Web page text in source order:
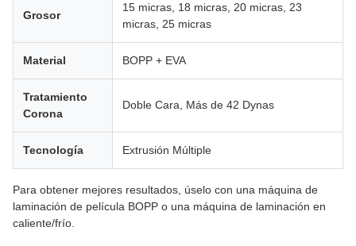
Grosor
15 micras, 18 micras, 20 micras, 23
micras, 25 micras
Material BOPP + EVA
Tratamiento
Corona
Doble Cara, Más de 42 Dynas
Tecnología Extrusión Múltiple
Para obtener mejores resultados, úselo con una máquina de
laminación de película BOPP o una máquina de laminación en
caliente/frío.